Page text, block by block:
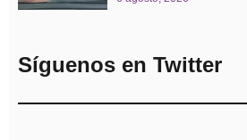
Síguenos en Twitter